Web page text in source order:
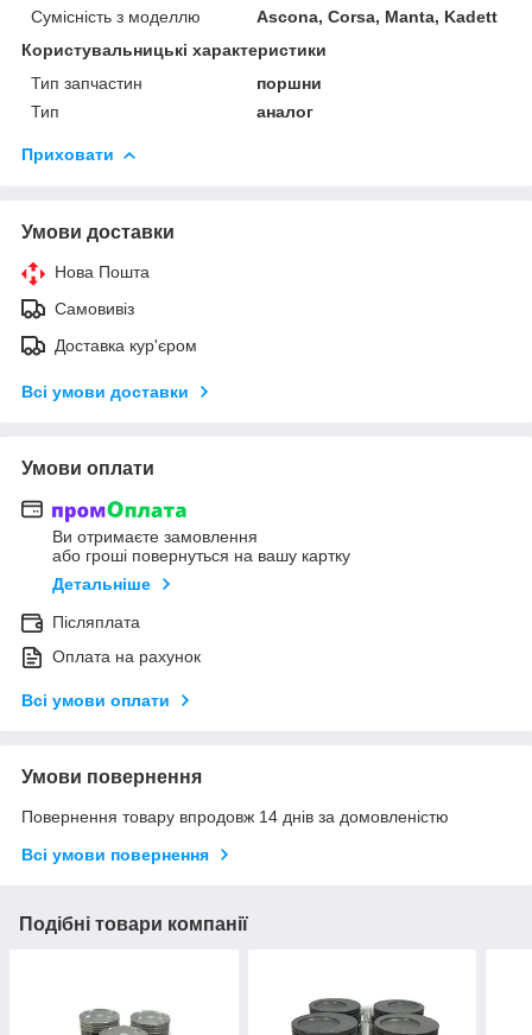
Сумісність з моделлю
Ascona, Corsa, Manta, Kadett
Користувальницькі характеристики
Тип запчастин
поршни
Тип
аналог
Приховати
Умови доставки
Нова Пошта
Самовивіз
Доставка кур'єром
Всі умови доставки
Умови оплати
Ви отримаєте замовлення
або гроші повернуться на вашу картку
Детальніше
Післяплата
Оплата на рахунок
Всі умови оплати
Умови повернення
Повернення товару впродовж 14 днів за домовленістю
Всі умови повернення
Подібні товари компанії